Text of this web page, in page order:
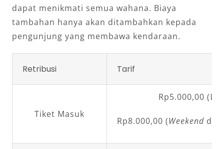
dapat menikmati semua wahana. Biaya
tambahan hanya akan ditambahkan kepada
pengunjung yang membawa kendaraan.
Retribusi Tarif
Tiket Masuk
Rp5.000,00 (
Rp8.000,00 (Weekend